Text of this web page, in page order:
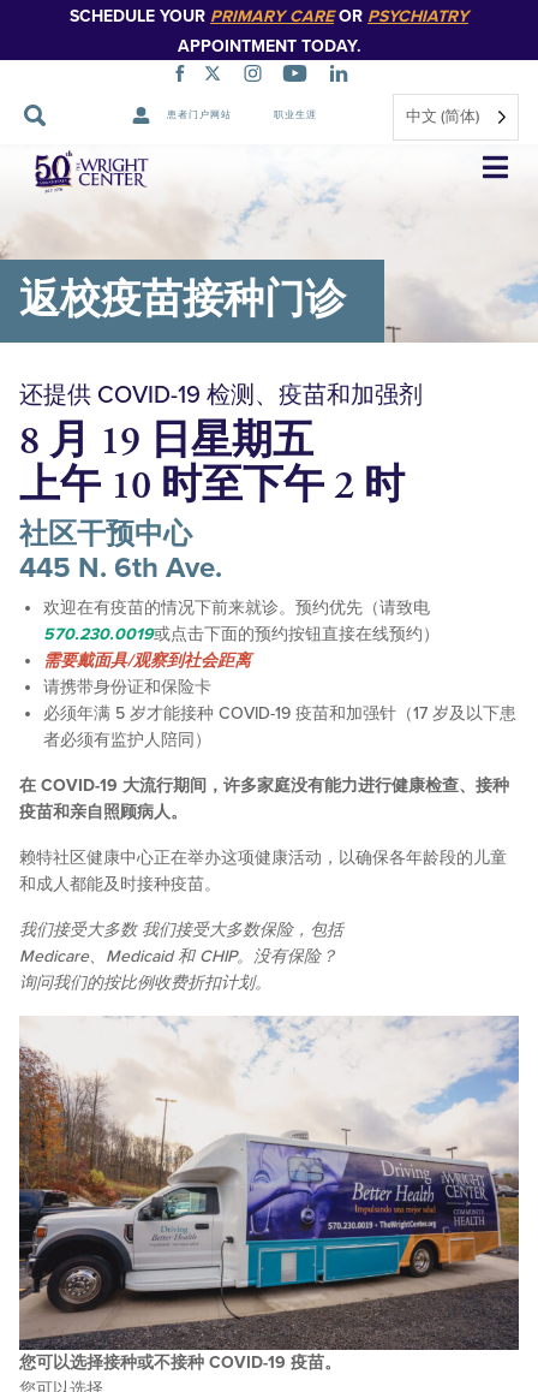
SCHEDULE YOUR PRIMARY CAREOR PSYCHIATRY
APPOINTMENT TODAY.
患者门户网站 职业生涯 中文 (简体)
跳
过
返校疫苗接种门诊
还提供 COVID-19 检测、疫苗和加强剂
8 月 19 日星期五
上午 10 时至下午 2 时
社区干预中心
445 N. 6th Ave.
欢迎在有疫苗的情况下前来就诊。预约优先（请致电
570.230.0019或点击下面的预约按钮直接在线预约）
需要戴面具/观察到社会距离
请携带身份证和保险卡
必须年满 5 岁才能接种 COVID-19 疫苗和加强针（17 岁及以下患
者必须有监护人陪同）
在 COVID-19 大流行期间，许多家庭没有能力进行健康检查、接种
疫苗和亲自照顾病人。
赖特社区健康中心正在举办这项健康活动，以确保各年龄段的儿童
和成人都能及时接种疫苗。
我们接受大多数 我们接受大多数保险，包括
Medicare、Medicaid 和 CHIP。没有保险？
询问我们的按比例收费折扣计划。
您可以选择接种或不接种 COVID-19 疫苗。